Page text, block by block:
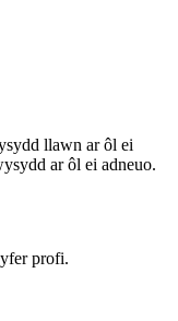
llawn ar ôl ei
ar ôl ei adneuo.
profi.